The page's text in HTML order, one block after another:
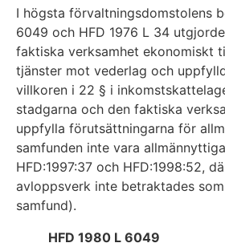
I högsta förvaltningsdomstolens
6049 och HFD 1976 L 34
faktiska verksamhet ekonomiskt
tjänster mot vederlag och
villkoren i 22 § i
stadgarna och den faktiska
uppfylla förutsättningarna för
samfunden inte vara
HFD:1997:37 och HFD:1998:52,
avloppsverk inte betraktades
samfund).
HFD 1980 L 6049